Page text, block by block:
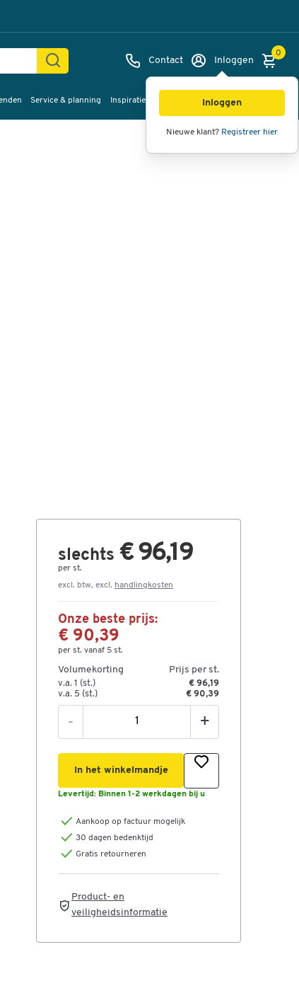
Contact Inloggen
Inloggen
Nieuwe klant? Registreer hier
0
Service & planning Inspiratie
slechts € 96,19
per st.
excl. btw, excl. handlingkosten
Onze beste prijs:
€ 90,39
per st. vanaf 5 st.
Volumekorting Prijs per st.
v.a. 1 (st.)
€ 96,19
v.a. 5 (st.)
€ 90,39
- +
In het winkelmandje
Levertijd: Binnen 1-2 werkdagen bij u
Aankoop op factuur mogelijk
30 dagen bedenktijd
Gratis retourneren
Product- en
veiligheidsinformatie
Video's
360°
weergave